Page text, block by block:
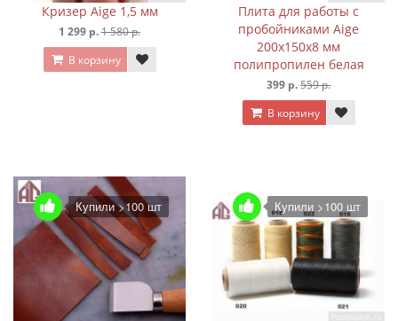
Кризер Aige 1,5 мм
1 299 р.1 580 р.
В корзину
Плита для работы с
пробойниками Aige
200х150х8 мм
полипропилен белая
399 р.559 р.
В корзину
Купили >100 шт Купили >100 шт